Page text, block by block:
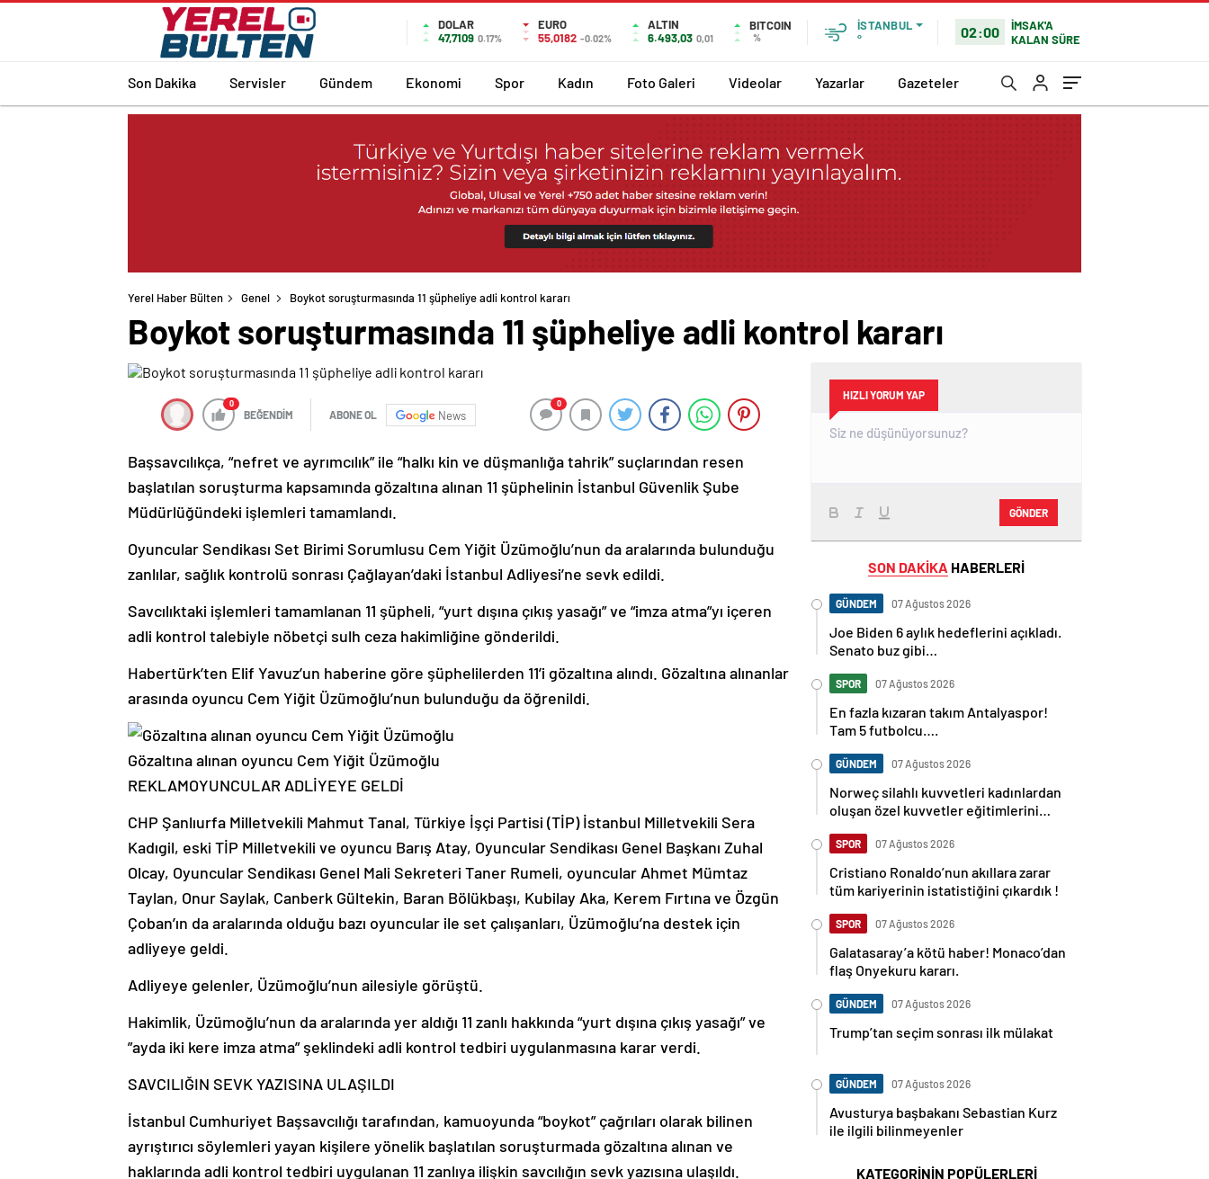
DOLAR
47,7109 0.17%
EURO
55,0182 -0.02%
ALTIN
6.493,03 0,01
BITCOIN
%
İSTANBUL
°
02:00
İMSAK'A
KALAN SÜRE
Son Dakika Servisler Gündem Ekonomi Spor Kadın Foto Galeri Videolar Yazarlar Gazeteler
Yerel Haber Bülten Genel Boykot soruşturmasında 11 şüpheliye adli kontrol kararı
Boykot soruşturmasında 11 şüpheliye adli kontrol kararı
0
BEĞENDİM ABONE OL News
0
Başsavcılıkça, “nefret ve ayrımcılık” ile “halkı kin ve düşmanlığa tahrik” suçlarından resen
başlatılan soruşturma kapsamında gözaltına alınan 11 şüphelinin İstanbul Güvenlik Şube
Müdürlüğündeki işlemleri tamamlandı.
Oyuncular Sendikası Set Birimi Sorumlusu Cem Yiğit Üzümoğlu’nun da aralarında bulunduğu
zanlılar, sağlık kontrolü sonrası Çağlayan’daki İstanbul Adliyesi’ne sevk edildi.
Savcılıktaki işlemleri tamamlanan 11 şüpheli, “yurt dışına çıkış yasağı” ve “imza atma”yı içeren
adli kontrol talebiyle nöbetçi sulh ceza hakimliğine gönderildi.
Habertürk’ten Elif Yavuz’un haberine göre şüphelilerden 11’i gözaltına alındı. Gözaltına alınanlar
arasında oyuncu Cem Yiğit Üzümoğlu’nun bulunduğu da öğrenildi.
Gözaltına alınan oyuncu Cem Yiğit Üzümoğlu
REKLAMOYUNCULAR ADLİYEYE GELDİ
CHP Şanlıurfa Milletvekili Mahmut Tanal, Türkiye İşçi Partisi (TİP) İstanbul Milletvekili Sera
Kadıgil, eski TİP Milletvekili ve oyuncu Barış Atay, Oyuncular Sendikası Genel Başkanı Zuhal
Olcay, Oyuncular Sendikası Genel Mali Sekreteri Taner Rumeli, oyuncular Ahmet Mümtaz
Taylan, Onur Saylak, Canberk Gültekin, Baran Bölükbaşı, Kubilay Aka, Kerem Fırtına ve Özgün
Çoban’ın da aralarında olduğu bazı oyuncular ile set çalışanları, Üzümoğlu’na destek için
adliyeye geldi.
Adliyeye gelenler, Üzümoğlu’nun ailesiyle görüştü.
Hakimlik, Üzümoğlu’nun da aralarında yer aldığı 11 zanlı hakkında “yurt dışına çıkış yasağı” ve
”ayda iki kere imza atma” şeklindeki adli kontrol tedbiri uygulanmasına karar verdi.
SAVCILIĞIN SEVK YAZISINA ULAŞILDI
İstanbul Cumhuriyet Başsavcılığı tarafından, kamuoyunda “boykot” çağrıları olarak bilinen
ayrıştırıcı söylemleri yayan kişilere yönelik başlatılan soruşturmada gözaltına alınan ve
haklarında adli kontrol tedbiri uygulanan 11 zanlıya ilişkin savcılığın sevk yazısına ulaşıldı.
HIZLI YORUM YAP
GÖNDER
SON DAKİKA HABERLERİ
GÜNDEM 07 Ağustos 2026
Joe Biden 6 aylık hedeflerini açıkladı.
Senato buz gibi…
SPOR 07 Ağustos 2026
En fazla kızaran takım Antalyaspor!
Tam 5 futbolcu….
GÜNDEM 07 Ağustos 2026
Norweç silahlı kuvvetleri kadınlardan
oluşan özel kuvvetler eğitimlerini
SPOR 07 Ağustos 2026
Cristiano Ronaldo’nun akıllara zarar
tüm kariyerinin istatistiğini çıkardık !
SPOR 07 Ağustos 2026
Galatasaray’a kötü haber! Monaco’dan
flaş Onyekuru kararı.
GÜNDEM 07 Ağustos 2026
Trump’tan seçim sonrası ilk mülakat
GÜNDEM 07 Ağustos 2026
Avusturya başbakanı Sebastian Kurz
ile ilgili bilinmeyenler
KATEGORİNİN POPÜLERLERİ